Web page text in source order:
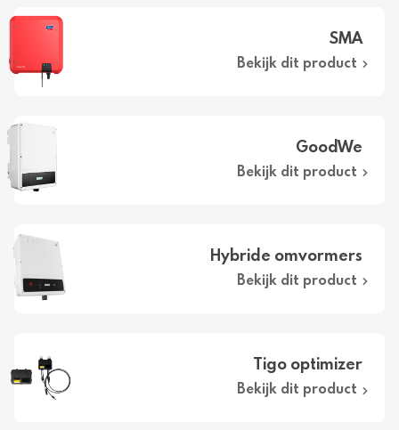
SMA
Bekijk dit product
GoodWe
Bekijk dit product
Hybride omvormers
Bekijk dit product
Tigo optimizer
Bekijk dit product